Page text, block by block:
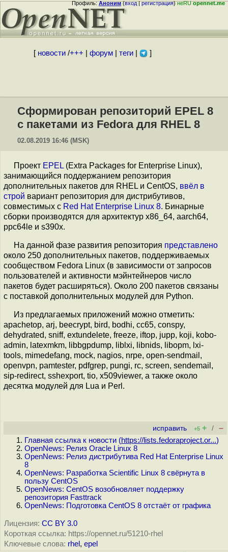
Профиль:Аноним(вход|регистрация)неRUopennet.me
[ новости/+++ форум| теги| ]
Сформирован репозиторий EPEL 8
с пакетами из Fedora для RHEL 8
02.08.2019 16:46 (MSK)
Проект EPEL (Extra Packages for Enterprise Linux),
занимающийся поддержанием репозитория
дополнительных пакетов для RHEL и CentOS, ввёл в
строй вариант репозитория для дистрибутивов,
совместимых с Red Hat Enterprise Linux 8. Бинарные
сборки производятся для архитектур x86_64, aarch64,
ppc64le и s390x.
На данной фазе развития репозитория представлено
около 250 дополнительных пакетов, поддерживаемых
сообществом Fedora Linux (в зависимости от запросов
пользователей и активности мэйнтейнеров число
пакетов будет расширяться). Около 200 пакетов связаны
с поставкой дополнительных модулей для Python.
Из предлагаемых приложений можно отметить:
apachetop, arj, beecrypt, bird, bodhi, cc65, conspy,
dehydrated, sniff, extundelete, freeze, iftop, jupp, koji, kobo-
admin, latexmkm, libbgpdump, liblxi, libnids, libopm, lxi-
tools, mimedefang, mock, nagios, nrpe, open-sendmail,
openvpn, pamtester, pdfgrep, pungi, rc, screen, sendemail,
sip-redirect, sshexport, tio, x509viewer, а также около
десятка модулей для Lua и Perl.
исправить +5 + / –
Главная ссылка к новости (https://lists.fedoraproject.or...)
OpenNews: Релиз Oracle Linux 8
OpenNews: Релиз дистрибутива Red Hat Enterprise Linux
8
OpenNews: Разработка Scientific Linux 8 свёрнута в
пользу CentOS
OpenNews: CentOS возобновляет поддержку
репозитория Fasttrack
OpenNews: Подготовка CentOS 8 отстаёт от графика
Лицензия: CC BY 3.0
Короткая ссылка: https://opennet.ru/51210-rhel
Ключевые слова: rhel , epel